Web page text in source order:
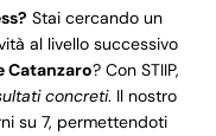
Stai cercando un
al livello successivo
Catanzaro? Con STIIP,
concreti. Il nostro
su 7, permettendoti